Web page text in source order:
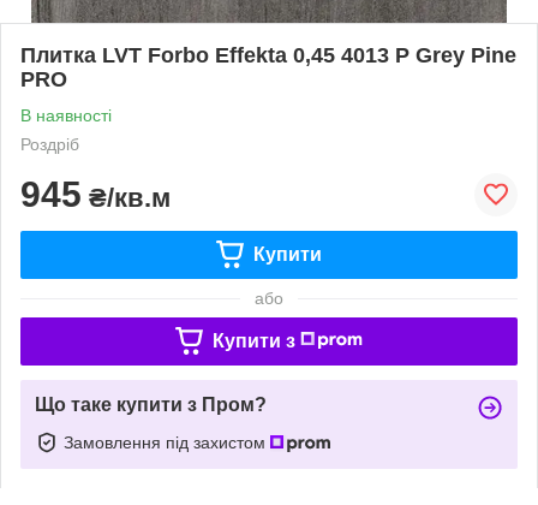
Плитка LVT Forbo Effekta 0,45 4013 P Grey Pine
PRO
В наявності
Роздріб
945 ₴/кв.м
Купити
або
Купити з
Що таке купити з Пром?
Замовлення під захистом